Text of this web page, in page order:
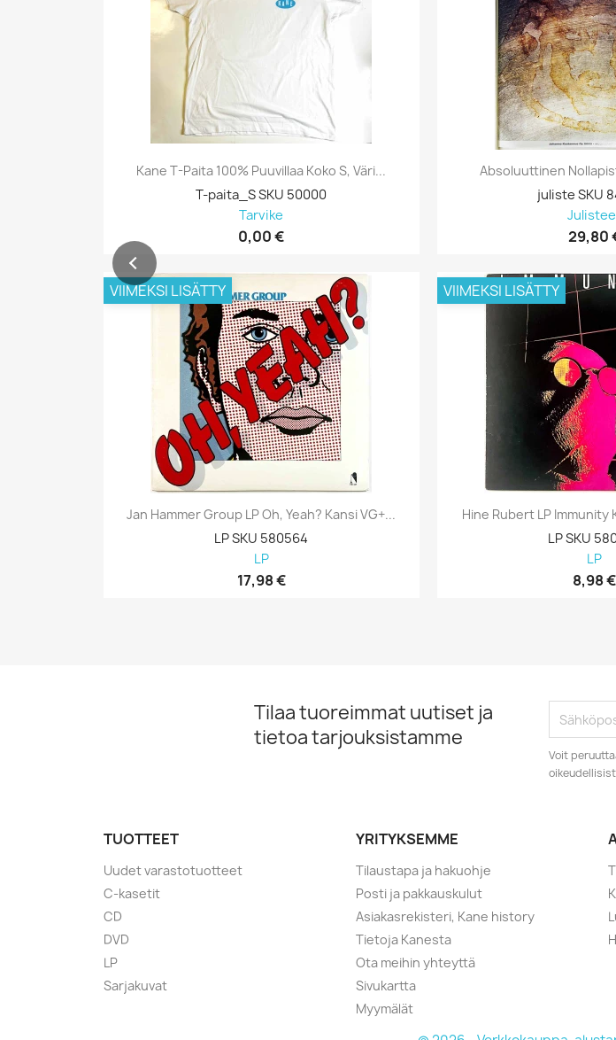
Kane T-Paita 100% Puuvillaa Koko S, Väri...
T-paita_S SKU 50000
Tarvike
0,00 €
Jan Hammer Group LP Oh, Yeah? Kansi VG+...
LP SKU 580564
LP
17,98 €
VIIMEKSI LISÄTTY
Absoluuttinen
juliste SKU
29,80
Hine Rubert LP Immunity
LP SKU
LP
8,98 €
VIIMEKSI LISÄTTY
Tilaa tuoreimmat uutiset ja
tietoa tarjouksistamme
Voit
TUOTTEET
Uudet varastotuotteet
C-kasetit
CD
DVD
LP
Sarjakuvat
YRITYKSEMME
Tilaustapa ja hakuohje
Posti ja pakkauskulut
Asiakasrekisteri, Kane history
Tietoja Kanesta
Ota meihin yhteyttä
Sivukartta
Myymälät